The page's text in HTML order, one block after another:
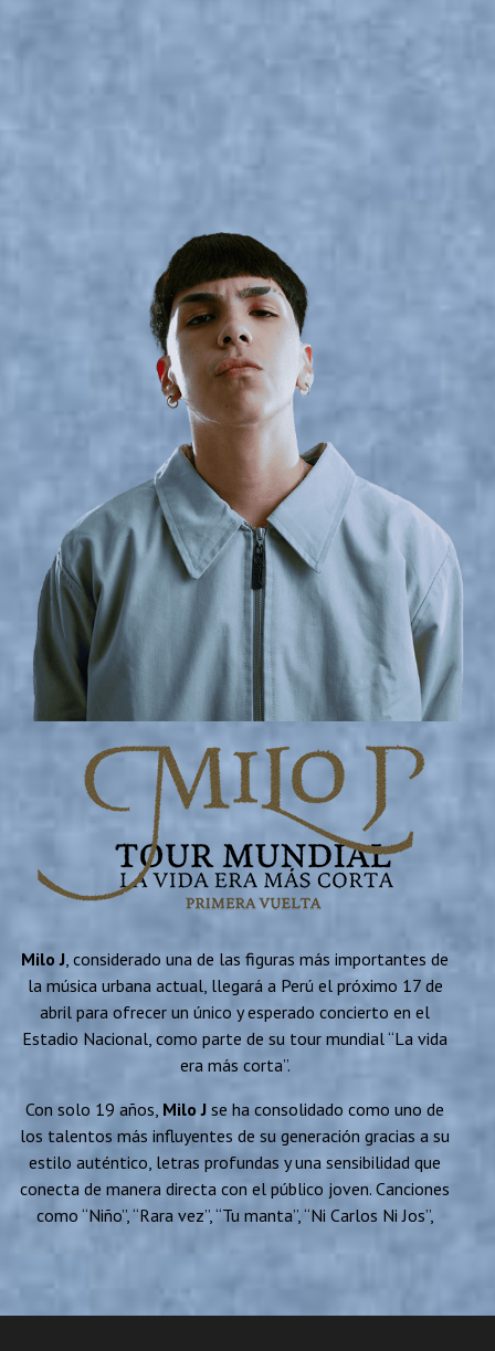
Milo J , considerado una de las figuras más importantes de
la música urbana actual, llegará a Perú el próximo 17 de
abril para ofrecer un único y esperado concierto en el
Estadio Nacional, como parte de su tour mundial “La vida
era más corta”.
Con solo 19 años, Milo J se ha consolidado como uno de
los talentos más influyentes de su generación gracias a su
estilo auténtico, letras profundas y una sensibilidad que
conecta de manera directa con el público joven. Canciones
como “Niño”, “Rara vez”, “Tu manta”, “Ni Carlos Ni Jos”,